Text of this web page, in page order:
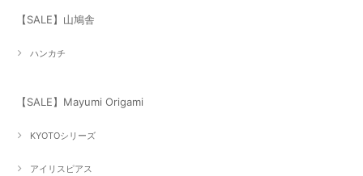
【SALE】山鳩舎
ハンカチ
【SALE】Mayumi Origami
KYOTOシリーズ
アイリスピアス